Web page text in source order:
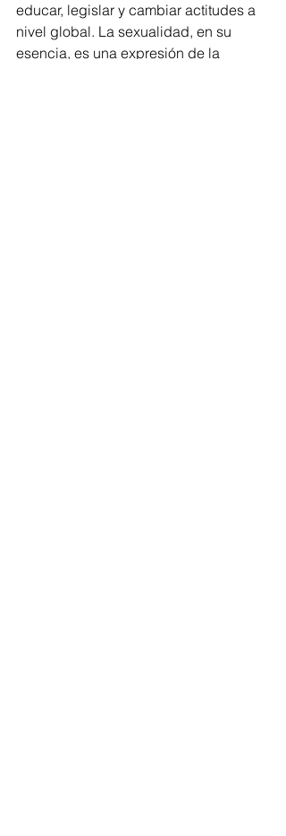
educar, legislar y cambiar actitudes a
nivel global. La sexualidad, en su
esencia, es una expresión de la